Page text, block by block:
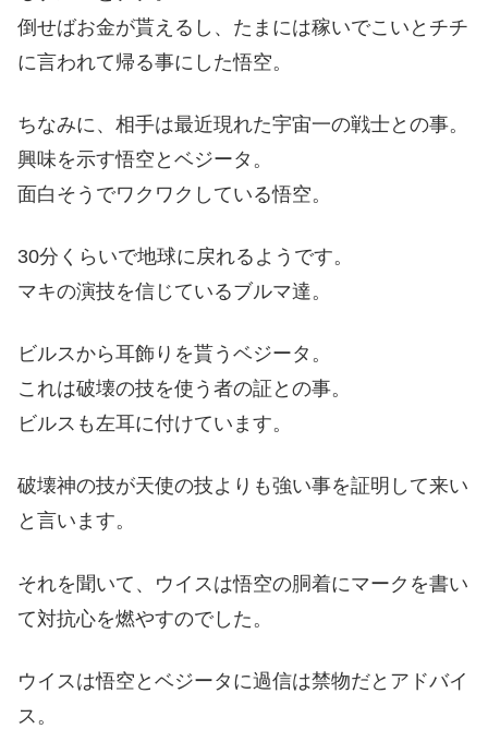
倒せばお金が貰えるし、たまには稼いでこいとチチ
に言われて帰る事にした悟空。
ちなみに、相手は最近現れた宇宙一の戦士との事。
興味を示す悟空とベジータ。
面白そうでワクワクしている悟空。
30分くらいで地球に戻れるようです。
マキの演技を信じているブルマ達。
ビルスから耳飾りを貰うベジータ。
これは破壊の技を使う者の証との事。
ビルスも左耳に付けています。
破壊神の技が天使の技よりも強い事を証明して来い
と言います。
それを聞いて、ウイスは悟空の胴着にマークを書い
て対抗心を燃やすのでした。
ウイスは悟空とベジータに過信は禁物だとアドバイ
ス。